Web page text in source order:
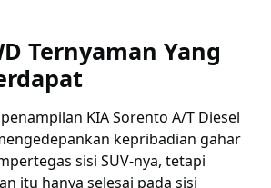
Ternyaman Yang
KIA Sorento A/T Diesel
kepribadian gahar
sisi SUV-nya, tetapi
itu hanya selesai pada sisi